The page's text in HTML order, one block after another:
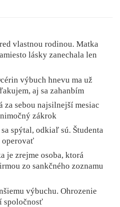
vlastnou rodinou. Matka
lásky zanechala len
výbuch hnevu ma už
aj sa zahanbím
za sebou najsilnejší mesiac
zákrok
spýtal, odkiaľ sú. Študenta
operovať
je zrejme osoba, ktorá
zo sankčného zoznamu
výbuchu. Ohrozenie
spoločnosť